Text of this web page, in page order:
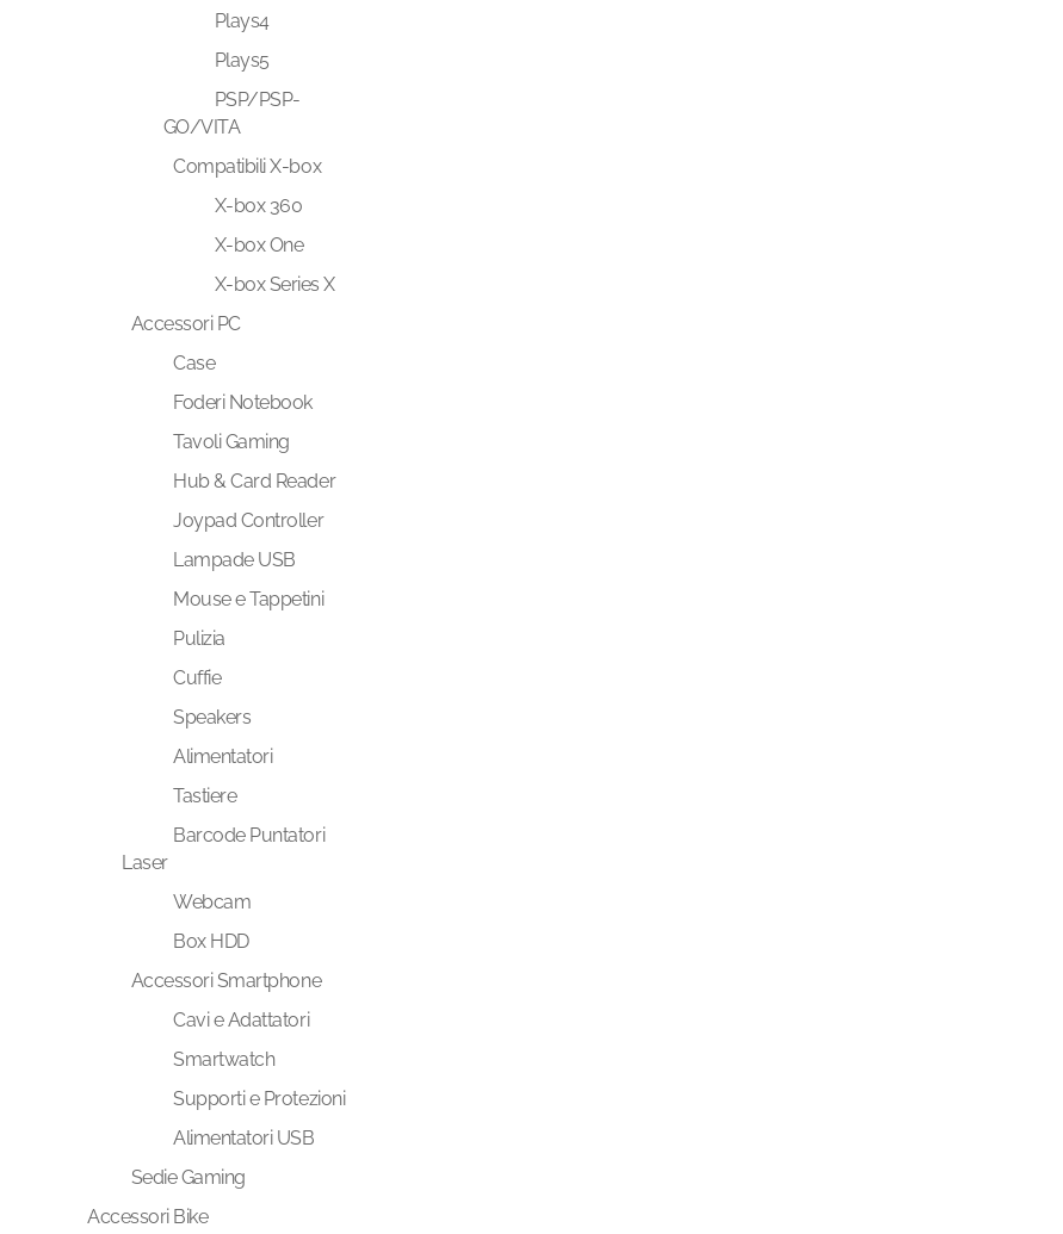
Plays4
Plays5
PSP/PSP-
GO/VITA
Compatibili X-box
X-box 360
X-box One
X-box Series X
Accessori PC
Case
Foderi Notebook
Tavoli Gaming
Hub & Card Reader
Joypad Controller
Lampade USB
Mouse e Tappetini
Pulizia
Cuffie
Speakers
Alimentatori
Tastiere
Barcode Puntatori
Laser
Webcam
Box HDD
Accessori Smartphone
Cavi e Adattatori
Smartwatch
Supporti e Protezioni
Alimentatori USB
Sedie Gaming
Accessori Bike